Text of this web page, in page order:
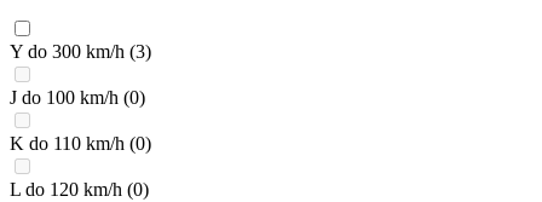
Y do 300 km/h (3)
J do 100 km/h (0)
K do 110 km/h (0)
L do 120 km/h (0)